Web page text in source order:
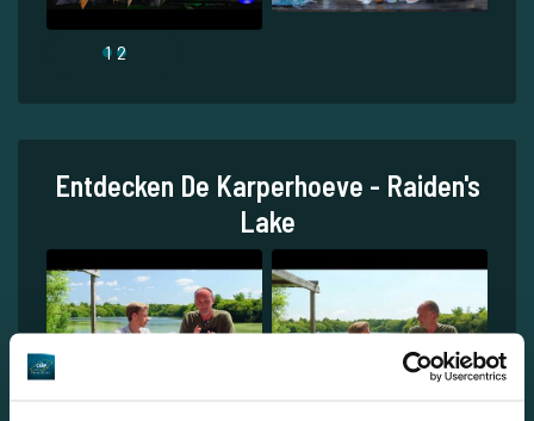
1 2
Entdecken De Karperhoeve - Raiden's
Lake